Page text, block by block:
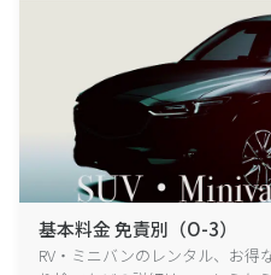
基本料金 免責別（O-3）
RV・ミニバンのレンタル、お